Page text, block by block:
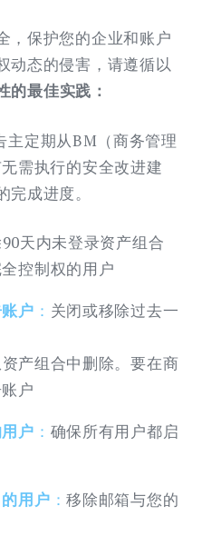
，保护您的企业和账户
动态的侵害，请遵循以
的最佳实践：
主定期从BM（商务管理
需执行的安全改进建
成进度。
天内未登录资产组合
控制权的用户
户 ： 关闭或移除过去一
产组合中删除。要在商
户
户 ： 确保所有用户都启
用户 ：移除邮箱与您的